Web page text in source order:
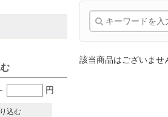
円
込む
該当商品はございませ